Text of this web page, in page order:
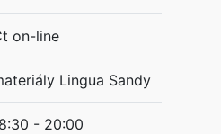
on-line
Lingua Sandy
- 20:00